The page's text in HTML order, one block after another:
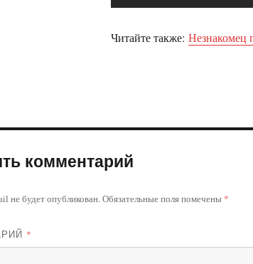
Читайте также: Незнакомец
комментарий
не будет опубликован.Обязательные поля помечены *
*